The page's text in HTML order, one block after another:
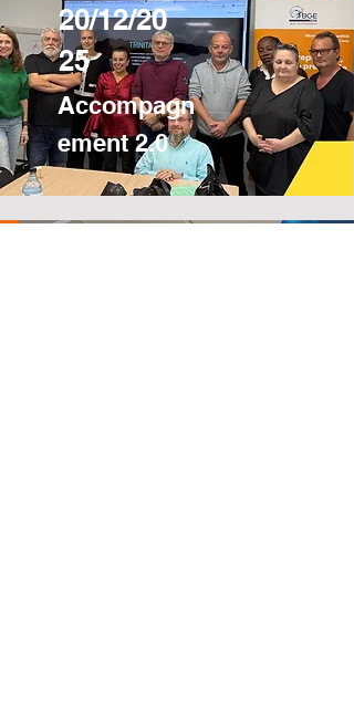
20/12/20
25
Accompagn
ement 2.0